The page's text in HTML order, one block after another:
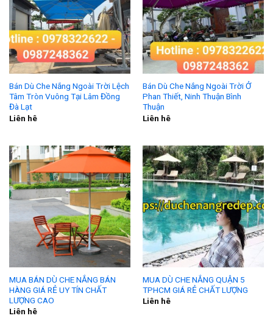
Bán Dù Che Nắng Ngoài Trời Lệch
Tâm Tròn Vuông Tại Lâm Đồng
Đà Lạt
Liên hê
Bán Dù Che Nắng Ngoài Trời Ở
Phan Thiết, Ninh Thuận Bình
Thuận
Liên hê
MUA BÁN DÙ CHE NẮNG BÁN
HÀNG GIÁ RẺ UY TÍN CHẤT
LƯỢNG CAO
Liên hê
MUA DÙ CHE NẮNG QUẬN 5
TPHCM GIÁ RẺ CHẤT LƯỢNG
Liên hê